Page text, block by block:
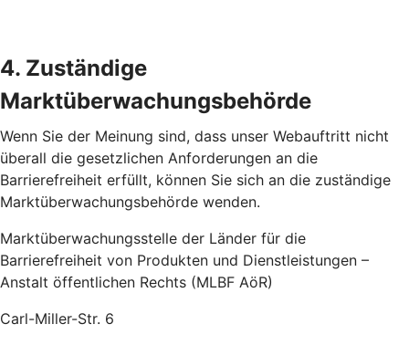
4. Zuständige
Marktüberwachungsbehörde
Wenn Sie der Meinung sind, dass unser Webauftritt nicht
überall die gesetzlichen Anforderungen an die
Barrierefreiheit erfüllt, können Sie sich an die zuständige
Marktüberwachungsbehörde wenden.
Marktüberwachungsstelle der Länder für die
Barrierefreiheit von Produkten und Dienstleistungen –
Anstalt öffentlichen Rechts (MLBF AöR)
Carl-Miller-Str. 6